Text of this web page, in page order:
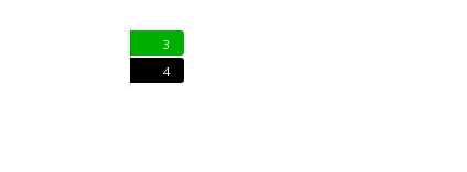
3
4